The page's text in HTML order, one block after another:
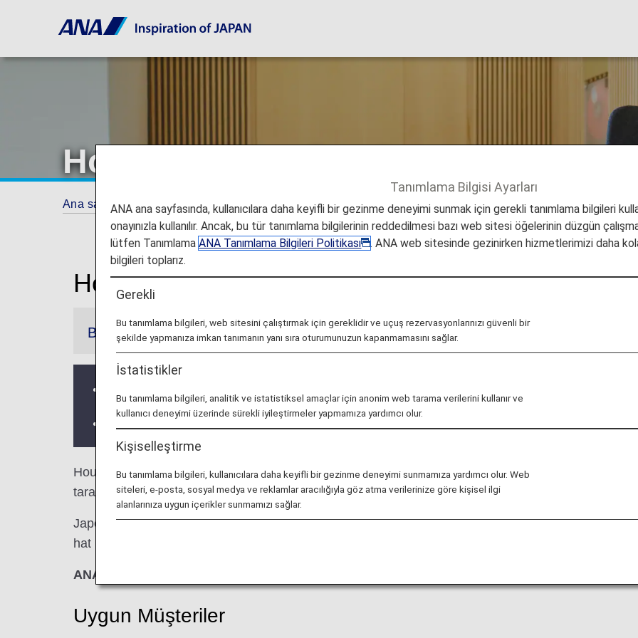
Houston Havaalanı Lounge'ları
Ana sayfa Seyahat Bilgileri Lounge'lar Houston
Houston George Bush Kıtalararası Havaalanı
Bilgiler
Lounge'ın yer aldığı ülke veya eyalete bağlı olarak lounge'a yönelik giriş koşullarıyla ilgili
Houston George Bush Kıtalararası Havaalanı'ndakiUnited Polaris LoungeveUnited Club
tarafından gerçekleştirilen uluslararası uçuşlarda lounge erişimi kriterleri hakkında bilgi
Japonya dışındaki bir havaalanında, ANA tarafından gerçekleştirilen bir dış hat uçuşundan başka
hat uçuşuna aktarma yapılan durumlarda, lounge erişimi kriterleri farklı olabilir—lounge erişim
ANA Suite Lounge kuponları bu lounge'larda kullanılamaz.
Uygun Müşteriler
Tanımlama Bilgisi Ayarları
ANA ana sayfasında, kullanıcılara daha keyifli bir gezinme deneyimi sunmak için gerekli tanımlama bilgileri
onayınızla kullanılır. Ancak, bu tür tanımlama bilgilerinin reddedilmesi bazı web sitesi öğelerinin düzgün
lütfen TanımlamaANA Tanımlama Bilgileri Politikası
. ANA web sitesinde gezinirken hizmetlerimizi daha
bilgileri toplarız.
Gerekli
Bu tanımlama bilgileri, web sitesini çalıştırmak için gereklidir ve uçuş rezervasyonlarınızı güvenli bir
şekilde yapmanıza imkan tanımanın yanı sıra oturumunuzun kapanmamasını sağlar.
İstatistikler
Bu tanımlama bilgileri, analitik ve istatistiksel amaçlar için anonim web tarama verilerini kullanır ve
kullanıcı deneyimi üzerinde sürekli iyileştirmeler yapmamıza yardımcı olur.
Kişiselleştirme
Bu tanımlama bilgileri, kullanıcılara daha keyifli bir gezinme deneyimi sunmamıza yardımcı olur. Web
siteleri, e-posta, sosyal medya ve reklamlar aracılığıyla göz atma verilerinize göre kişisel ilgi
alanlarınıza uygun içerikler sunmamızı sağlar.